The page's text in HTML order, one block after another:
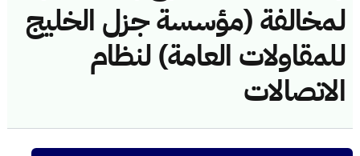
لمخالفة (مؤسسة جزل الخليج
للمقاولات العامة) لنظام
الاتصالات